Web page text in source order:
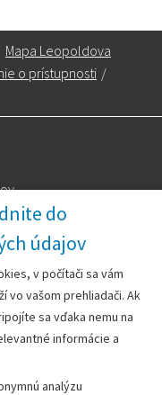
do
údajov
v počítači sa vám
vo vašom prehliadači. Ak
sa vďaka nemu na
informácie a
analýzu
Mapa Leopoldova
o prístupnosti /